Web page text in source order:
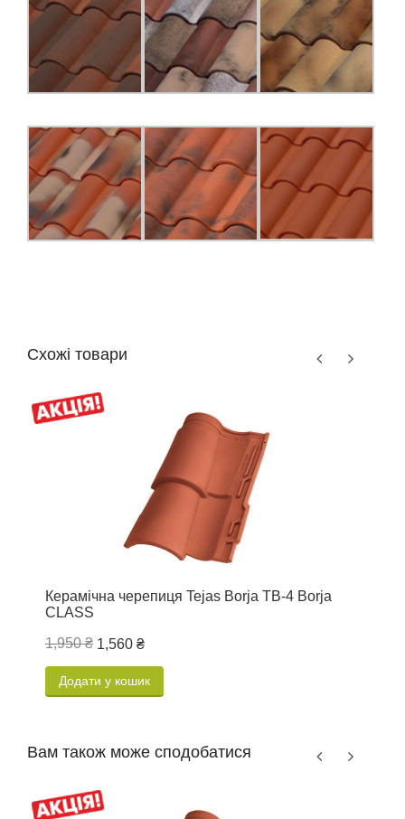
Схожі товари
Керамічна черепиця Tejas Borja TB-4 Borja
CLASS
1,950 ₴ 1,560 ₴
Додати у кошик
Вам також може сподобатися